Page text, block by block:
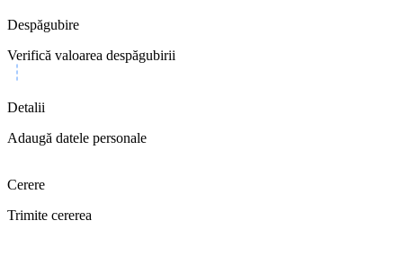
Despăgubire
Verifică valoarea despăgubirii
Detalii
Adaugă datele personale
Cerere
Trimite cererea